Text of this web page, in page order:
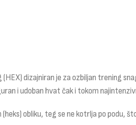
dizajniran je za ozbiljan trening
i udoban hvat čak i tokom
obliku, teg se ne kotrlja po podu,